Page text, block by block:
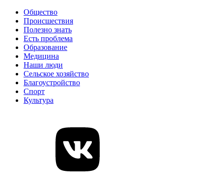
Общество
Происшествия
Полезно знать
Есть проблема
Образование
Медицина
Наши люди
Сельское хозяйство
Благоустройство
Спорт
Культура